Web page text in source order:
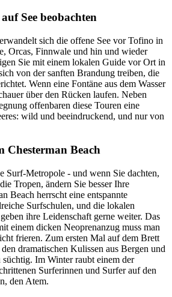
See beobachten
sich die offene See vor Tofino in
Orcas, Finnwale und hin und wieder
Sie mit einem lokalen Guide vor Ort in
von der sanften Brandung treiben, die
Wenn eine Fontäne aus dem Wasser
über den Rücken laufen. Neben
offenbaren diese Touren eine
wild und beeindruckend, und nur von
Chesterman Beach
Surf-Metropole - und wenn Sie dachten,
Tropen, ändern Sie besser Ihre
Beach herrscht eine entspannte
Surfschulen, und die lokalen
ihre Leidenschaft gerne weiter. Das
einem dicken Neoprenanzug muss man
frieren. Zum ersten Mal auf dem Brett
dramatischen Kulissen aus Bergen und
Im Winter raubt einem der
Surferinnen und Surfer auf den
den Atem.